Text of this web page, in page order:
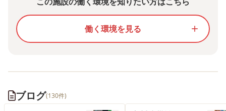
働く環境を見る add
ブログ(130件)